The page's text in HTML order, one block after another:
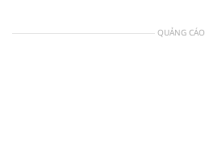
QUẢNG CÁO